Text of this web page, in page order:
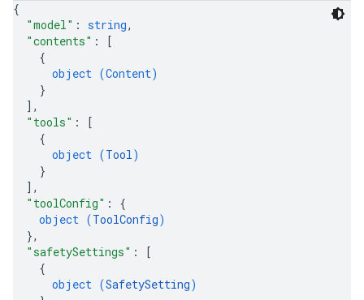
{
"model" : string,
"contents" :
[
{
object (Content)
}
] ,
"tools" :
[
{
object (Tool)
}
] ,
"toolConfig" : {
object (ToolConfig)
},
"safetySettings" :
[
{
object (SafetySetting)